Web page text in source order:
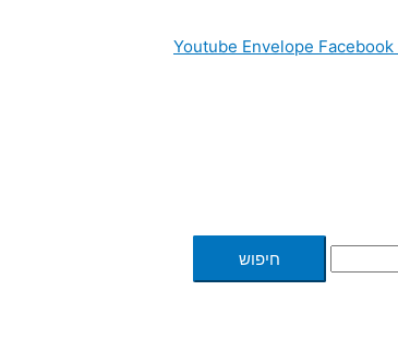
Youtube Envelope Facebook
חיפוש